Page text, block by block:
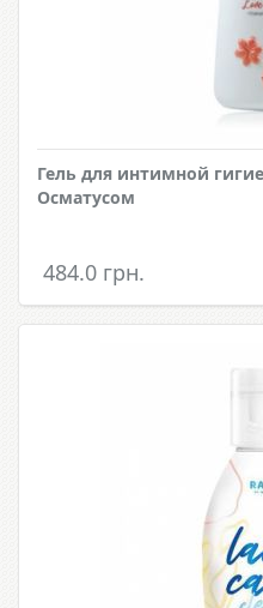
Гель для интимной
Осматусом
484.0 грн.